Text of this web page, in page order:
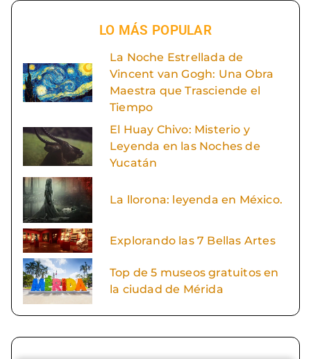
LO MÁS POPULAR
La Noche Estrellada de
Vincent van Gogh: Una Obra
Maestra que Trasciende el
Tiempo
El Huay Chivo: Misterio y
Leyenda en las Noches de
Yucatán
La llorona: leyenda en México.
Explorando las 7 Bellas Artes
Top de 5 museos gratuitos en
la ciudad de Mérida